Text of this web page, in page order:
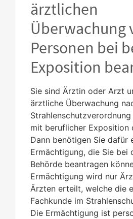
ärztlichen
Überwachung
Personen bei
Exposition
Sie sind Ärztin oder Arzt
ärztliche Überwachung
mit beruflicher Exposition
Dann benötigen Sie dafür
Ermächtigung, die Sie bei
Behörde beantragen
Ermächtigung wird nur
Ärzten erteilt, welche die
Fachkunde im
Die Ermächtigung ist